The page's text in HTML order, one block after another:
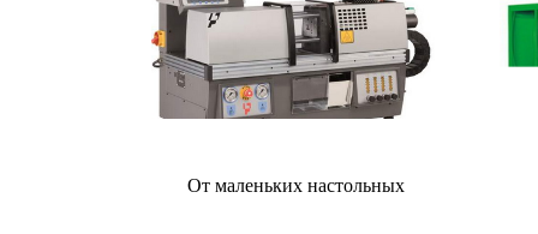
От маленьких настольных